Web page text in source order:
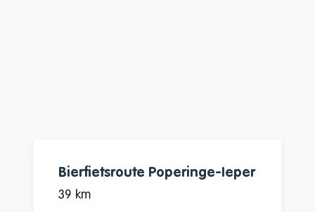
Bierfietsroute Poperinge-Ieper
39 km